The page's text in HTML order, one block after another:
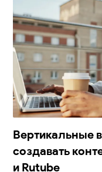
Вертикальные
создавать
и Rutube